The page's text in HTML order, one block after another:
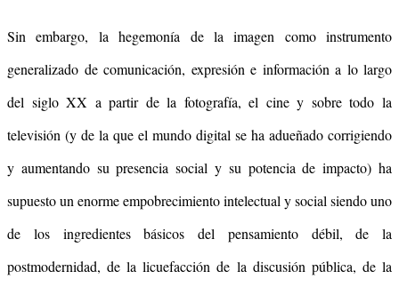
Sin embargo, la hegemonía de la imagen como instrumento
generalizado de comunicación, expresión e información a lo largo
del siglo XX a partir de la fotografía, el cine y sobre todo la
televisión (y de la que el mundo digital se ha adueñado corrigiendo
y aumentando su presencia social y su potencia de impacto) ha
supuesto un enorme empobrecimiento intelectual y social siendo uno
de los ingredientes básicos del pensamiento débil, de la
postmodernidad, de la licuefacción de la discusión pública, de la